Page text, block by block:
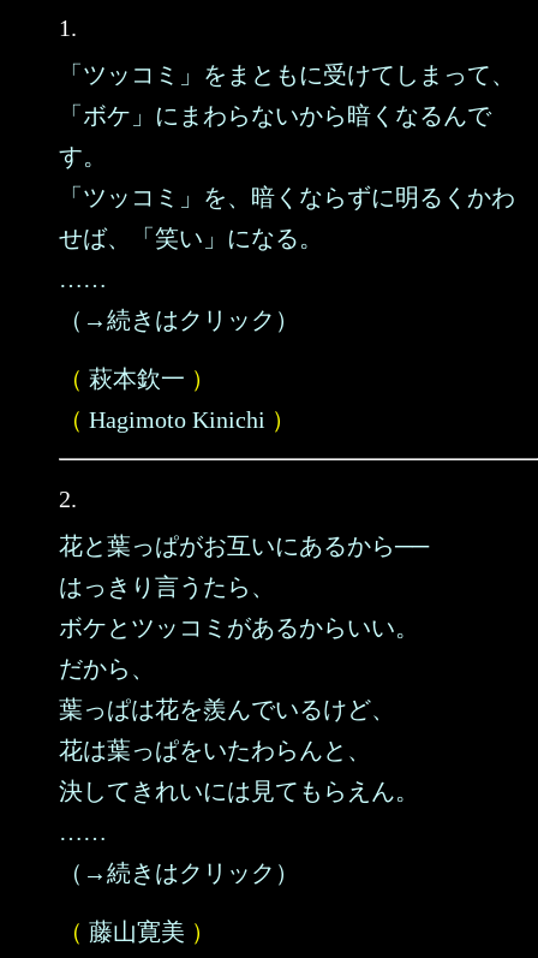
1.
「ツッコミ」をまともに受けてしまって、
「ボケ」にまわらないから暗くなるんで
す。
「ツッコミ」を、暗くならずに明るくかわ
せば、「笑い」になる。
……
（→続きはクリック）
（ 萩本欽一 ）
（ Hagimoto Kinichi ）
2.
花と葉っぱがお互いにあるから──
はっきり言うたら、
ボケとツッコミがあるからいい。
だから、
葉っぱは花を羨んでいるけど、
花は葉っぱをいたわらんと、
決してきれいには見てもらえん。
……
（→続きはクリック）
（ 藤山寛美 ）